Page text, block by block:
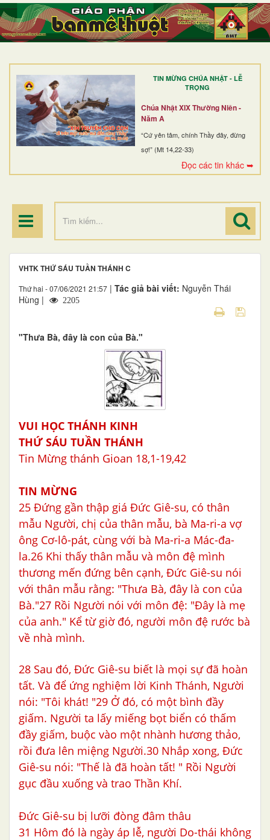
TIN MỪNG CHÚA NHẬT - LỄ
TRỌNG
Chúa Nhật XIX Thường Niên -
Năm A
“Cứ yên tâm, chính Thầy đây, đừng
sợ!” (Mt 14,22-33)
Đọc các tin khác ➥
TRANG NHẤT
GIỚI THIỆU
DÒNG TU
BAN MỤC VỤ
ĐOÀN THỂ CG
ĐIỂM HÀNH HƯƠNG
VHTK THỨ SÁU TUẦN THÁNH C
Thứ hai - 07/06/2021 21:57 | Tác giả bài viết: Nguyễn Thái
Hùng |
2205
"Thưa Bà, đây là con của Bà."
VUI HỌC THÁNH KINH
THỨ SÁU TUẦN THÁNH
Tin Mừng thánh Gioan 18,1-19,42
TIN MỪNG
25 Đứng gần thập giá Đức Giê-su, có thân
mẫu Người, chị của thân mẫu, bà Ma-ri-a vợ
ông Cơ-lô-pát, cùng với bà Ma-ri-a Mác-đa-
la.26 Khi thấy thân mẫu và môn đệ mình
thương mến đứng bên cạnh, Đức Giê-su nói
với thân mẫu rằng: "Thưa Bà, đây là con của
Bà."27 Rồi Người nói với môn đệ: "Đây là mẹ
của anh." Kể từ giờ đó, người môn đệ rước bà
về nhà mình.
28 Sau đó, Đức Giê-su biết là mọi sự đã hoàn
tất. Và để ứng nghiệm lời Kinh Thánh, Người
nói: "Tôi khát! "29 Ở đó, có một bình đầy
giấm. Người ta lấy miếng bọt biển có thấm
đầy giấm, buộc vào một nhành hương thảo,
rồi đưa lên miệng Người.30 Nhắp xong, Đức
Giê-su nói: "Thế là đã hoàn tất! " Rồi Người
gục đầu xuống và trao Thần Khí.
Đức Giê-su bị lưỡi đòng đâm thâu
31 Hôm đó là ngày áp lễ, người Do-thái không